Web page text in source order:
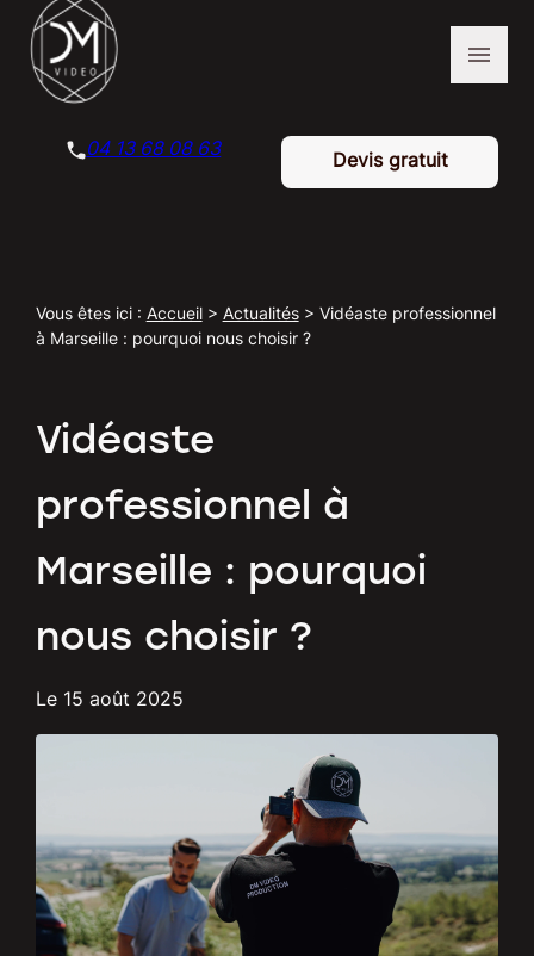
menu
04 13 68 08 63
Devis gratuit
Vous êtes ici : Accueil> Actualités> Vidéaste professionnel
à Marseille : pourquoi nous choisir ?
Vidéaste
professionnel à
Marseille : pourquoi
nous choisir ?
Le 15 août 2025
Panneau de gestion des cookies